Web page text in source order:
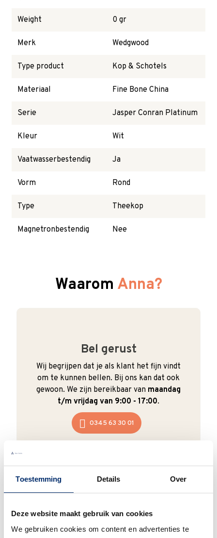
Toestemming Details Over
Deze website maakt gebruik van cookies
We gebruiken cookies om content en advertenties te
Weight 0 gr
Merk Wedgwood
Type product Kop & Schotels
Materiaal Fine Bone China
Serie Jasper Conran Platinum
Kleur Wit
Vaatwasserbestendig Ja
Vorm Rond
Type Theekop
Magnetronbestendig Nee
Waarom Anna?
Bel gerust
Wij begrijpen dat je als klant het fijn vindt
om te kunnen bellen. Bij ons kan dat ook
gewoon. We zijn bereikbaar van maandag
t/m vrijdag van 9:00 - 17:00.
0345 63 30 01
Duurzaam
en duurzaam met hergebruikt karton en
papier.Vanaf € 55,-wordt jouw bestelling